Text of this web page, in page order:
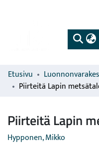
Etusivu
Piirteitä Lapin
Hypponen, Mikko